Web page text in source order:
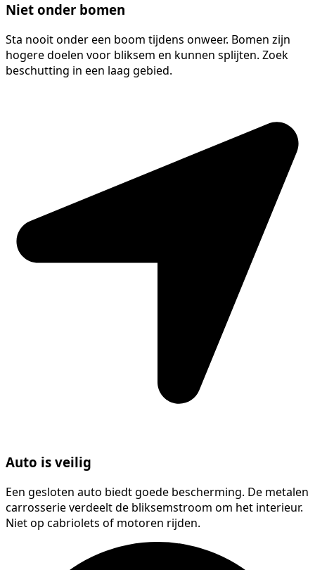
Niet onder bomen
Sta nooit onder een boom tijdens onweer. Bomen zijn
hogere doelen voor bliksem en kunnen splijten. Zoek
beschutting in een laag gebied.
Auto is veilig
Een gesloten auto biedt goede bescherming. De metalen
carrosserie verdeelt de bliksemstroom om het interieur.
Niet op cabriolets of motoren rijden.